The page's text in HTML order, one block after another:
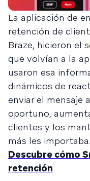
La aplicación de
retención de
Braze, hicieron el
que volvían a la
usaron esa
dinámicos de
enviar el mensaje
oportuno,
clientes y los
más les importaba.
Descubre cómo
retención